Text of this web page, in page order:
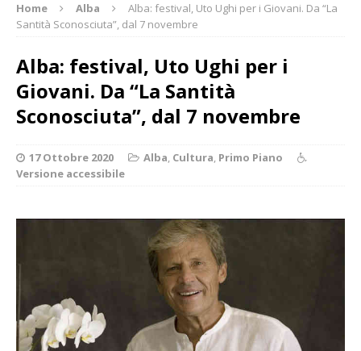
Home Alba
Alba: festival, Uto Ughi per i Giovani. Da “La
Santità Sconosciuta”, dal 7 novembre
Alba: festival, Uto Ughi per i
Giovani. Da “La Santità
Sconosciuta”, dal 7 novembre
17 Ottobre 2020 Alba, Cultura, Primo Piano
Versione accessibile